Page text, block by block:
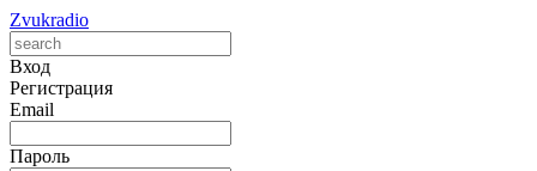
Zvukradio
Вход
Регистрация
Email
Пароль